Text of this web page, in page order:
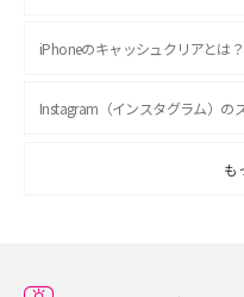
iPhoneのキャッシュクリアとは
Instagram（インスタグラム）の
ASMRとは？初心者向けの代表ジ
も